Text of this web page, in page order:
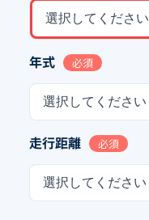
選択してください
年式 必須
選択してください
走行距離 必須
選択してください